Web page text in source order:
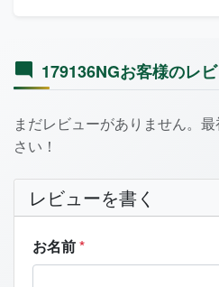
179136NGお客様のレ
まだレビューがありません。
さい！
レビューを書く
お名前*